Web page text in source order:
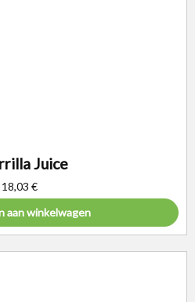
Juice
18,03 €
aan winkelwagen